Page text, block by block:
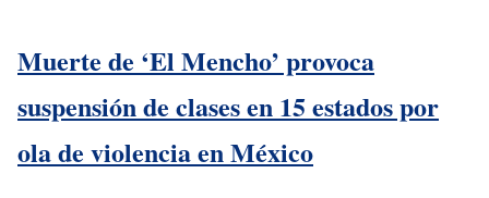
Muerte de ‘El Mencho’ provoca
suspensión de clases en 15 estados por
ola de violencia en México